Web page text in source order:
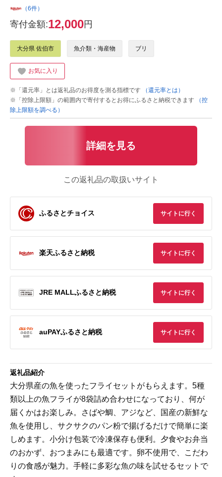
（6件）
寄付金額:12,000円
大分県 佐伯市 魚介類・海産物 ブリ
お気に入り
※「還元率」とは返礼品のお得度を測る指標です
（還元率とは）
※「控除上限額」の範囲内で寄付するとお得にふるさと納税できます
（控
除上限額を調べる）
詳細を見る
この返礼品の取扱いサイト
ふるさとチョイス サイトに行く
楽天ふるさと納税 サイトに行く
JRE MALLふるさと納税 サイトに行く
auPAYふるさと納税 サイトに行く
返礼品紹介
大分県産の魚を使ったフライセットがもらえます。5種
類以上の魚フライが8袋詰め合わせになっており、何が
届くかはお楽しみ。さばや鯛、アジなど、国産の新鮮な
魚を使用し、サクサクのパン粉で揚げるだけで簡単に楽
しめます。小分け包装で冷凍保存も便利。夕食やお弁当
のおかず、おつまみにも最適です。卵不使用で、こだわ
りの食感が魅力。手軽に多彩な魚の味を試せるセットで